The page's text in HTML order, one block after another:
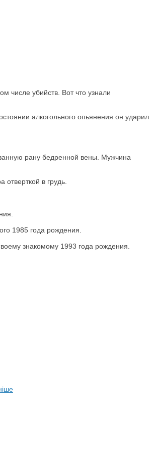
числе убийств. Вот что узнали
алкогольного опьянения он ударил
рану бедренной вены. Мужчина
в грудь.
1985 года рождения.
знакомому 1993 года рождения.